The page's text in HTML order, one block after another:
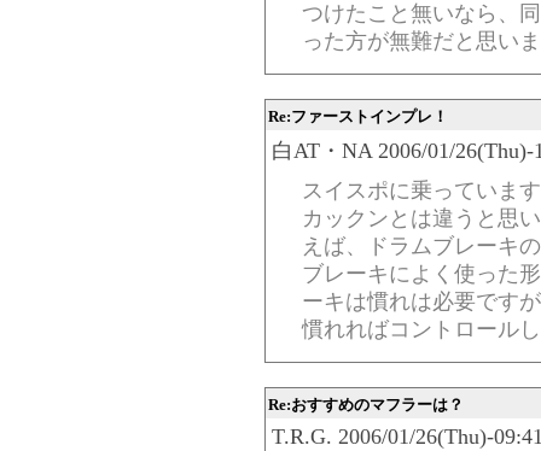
つけたこと無いなら、
った方が無難だと思い
Re:ファーストインプレ！
白AT・NA 2006/01/26(Thu)-
スイスポに乗っていま
カックンとは違うと思
えば、ドラムブレーキ
ブレーキによく使った
ーキは慣れは必要です
慣れればコントロール
Re:おすすめのマフラーは？
T.R.G. 2006/01/26(Thu)-